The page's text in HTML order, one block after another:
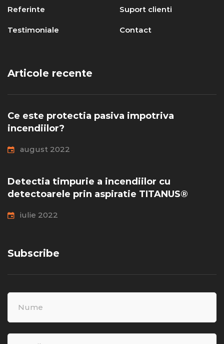
Referinte Suport clienti
Testimoniale Contact
Articole recente
Ce este protectia pasiva impotriva
incendiilor?
august 2022
Detectia timpurie a incendiilor cu
detectoarele prin aspiratie TITANUS®
iulie 2022
Subscribe